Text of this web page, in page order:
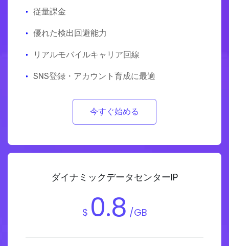
· 従量課金
· 優れた検出回避能力
· リアルモバイルキャリア回線
· SNS登録・アカウント育成に最適
今すぐ始める
ダイナミックデータセンターIP
$ 0.8 /GB